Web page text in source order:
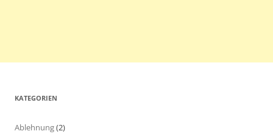
KATEGORIEN
Ablehnung(2)